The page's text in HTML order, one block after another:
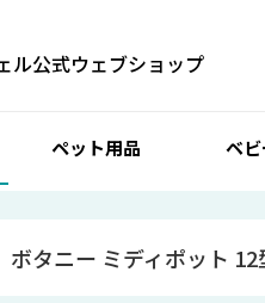
ル公式ウェブショップ
ペット用品 ベ
ボタニー ミディポット 12